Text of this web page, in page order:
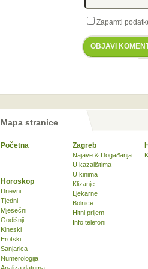
Zapamti
OBJAVI
Mapa stranice
Početna Zagreb
Najave & Događanja
U kazalištima
U kinima
Klizanje
Ljekarne
Bolnice
Hitni prijem
Info telefoni
Horoskop
Dnevni
Tjedni
Mjesečni
Godišnji
Kineski
Erotski
Sanjarica
Numerologija